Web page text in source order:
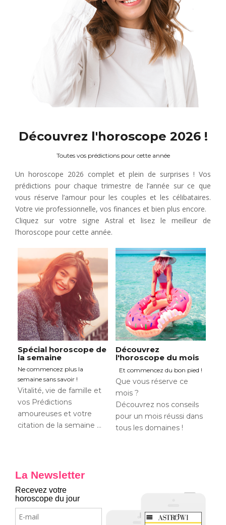
Découvrez l'horoscope 2026 !
Toutes vos prédictions pour cette année
Un horoscope 2026 complet et plein de surprises ! Vos
prédictions pour chaque trimestre de l’année sur ce que
vous réserve l’amour pour les couples et les célibataires.
Votre vie professionnelle, vos finances et bien plus encore.
Cliquez sur votre signe Astral et lisez le meilleur de
l’horoscope pour cette année.
Spécial horoscope de
la semaine
Ne commencez plus la
semaine sans savoir !
Vitalité, vie de famille et
vos Prédictions
amoureuses et votre
citation de la semaine …
Découvrez
l'horoscope du mois
Et commencez du bon pied !
Que vous réserve ce
mois ?
Découvrez nos conseils
pour un mois réussi dans
tous les domaines !
La Newsletter
Recevez votre
horoscope du jour
E-